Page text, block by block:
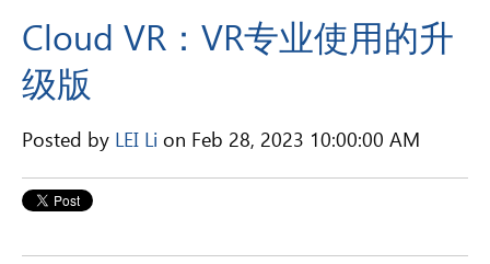
Cloud VR：VR专业使用的升
级版
Posted by LEI Li on Feb 28, 2023 10:00:00 AM